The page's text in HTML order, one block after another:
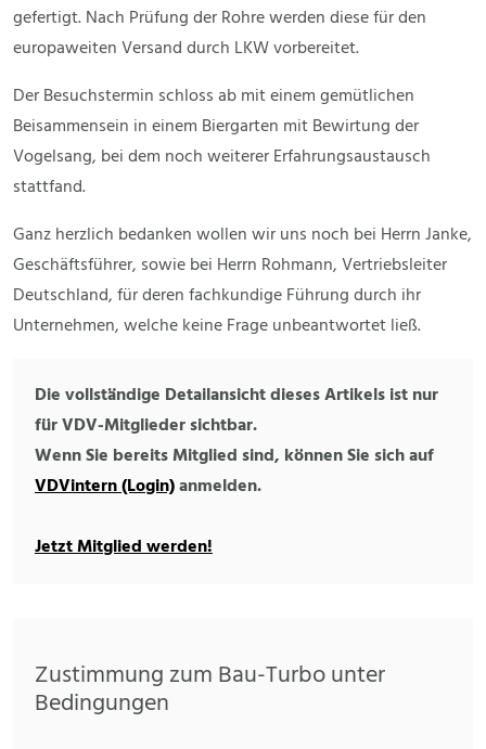
gefertigt. Nach Prüfung der Rohre werden diese für den
europaweiten Versand durch LKW vorbereitet.
Der Besuchstermin schloss ab mit einem gemütlichen
Beisammensein in einem Biergarten mit Bewirtung der
Vogelsang, bei dem noch weiterer Erfahrungsaustausch
stattfand.
Ganz herzlich bedanken wollen wir uns noch bei Herrn Janke,
Geschäftsführer, sowie bei Herrn Rohmann, Vertriebsleiter
Deutschland, für deren fachkundige Führung durch ihr
Unternehmen, welche keine Frage unbeantwortet ließ.
Die vollständige Detailansicht dieses Artikels ist nur
für VDV-Mitglieder sichtbar.
Wenn Sie bereits Mitglied sind, können Sie sich auf
VDVintern (Login)anmelden.
Jetzt Mitglied werden!
Zustimmung zum Bau-Turbo unter
Bedingungen